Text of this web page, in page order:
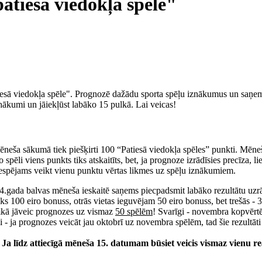
viedokļa spēle"
viedokļa spēle". Prognozē dažādu sporta spēļu iznākumus un
un jāiekļūst labāko 15 pulkā. Lai veicas!
sākumā tiek piešķirti 100 “Patiesā viedokļa spēles” punkti.
viens punkts tiks atskaitīts, bet, ja prognoze izrādīsies precīza,
veikt vienu punktu vērtas likmes uz spēļu iznākumiem.
balvas mēneša ieskaitē saņems piecpadsmit labāko rezultātu
100 eiro bonuss, otrās vietas ieguvējam 50 eiro bonuss, bet trešās -
jāveic prognozes uz vismaz 50 spēlēm! Svarīgi - novembra
ja prognozes veicāt jau oktobrī uz novembra spēlēm, tad šie
līdz attiecīgā mēneša 15. datumam būsiet veicis vismaz vienu